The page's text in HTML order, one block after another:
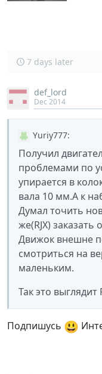
7 days later
def_lord
Dec 2014
Yuriy777:
Получил
проблемами по
упирается в
вала 10 мм.А к
Думал точить
же(RJX) заказать
Движок внешне
смотриться на
маленьким.
Так это выглядит
Подпишусь 😃